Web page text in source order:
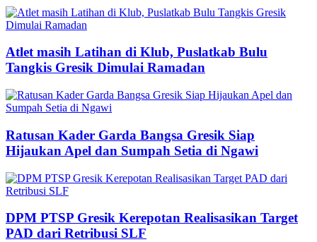
Atlet masih Latihan di Klub, Puslatkab Bulu
Tangkis Gresik Dimulai Ramadan
Ratusan Kader Garda Bangsa Gresik Siap
Hijaukan Apel dan Sumpah Setia di Ngawi
DPM PTSP Gresik Kerepotan Realisasikan Target
PAD dari Retribusi SLF